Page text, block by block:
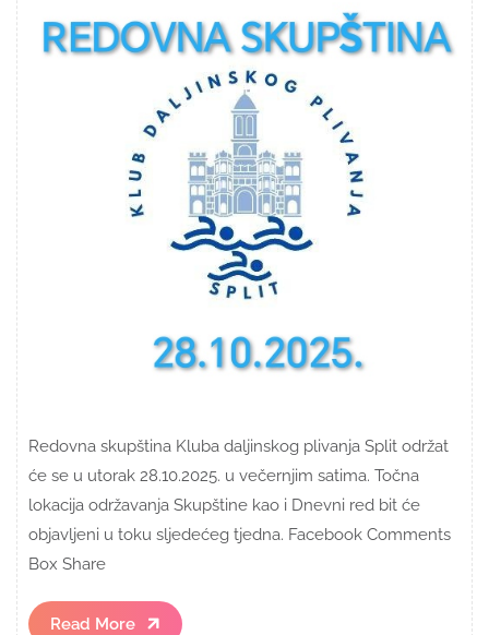
Redovna skupština Kluba daljinskog plivanja Split održat
će se u utorak 28.10.2025. u večernjim satima. Točna
lokacija održavanja Skupštine kao i Dnevni red bit će
objavljeni u toku sljedećeg tjedna. Facebook Comments
Box Share
Read More
Read